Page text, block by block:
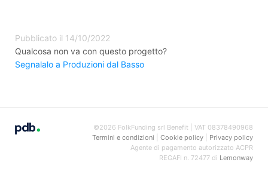
Pubblicato il 14/10/2022
Qualcosa non va con questo progetto?
Segnalalo a Produzioni dal Basso
©2026 FolkFunding srl Benefit | VAT 08378490968
Termini e condizioni
Cookie policy| Privacy policy
Agente di pagamento autorizzato ACPR
REGAFI n. 72477 di Lemonway